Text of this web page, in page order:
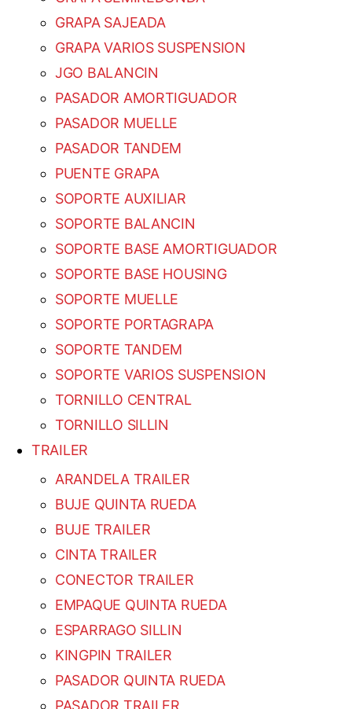
GRAPA SAJEADA
GRAPA VARIOS SUSPENSION
JGO BALANCIN
PASADOR AMORTIGUADOR
PASADOR MUELLE
PASADOR TANDEM
PUENTE GRAPA
SOPORTE AUXILIAR
SOPORTE BALANCIN
SOPORTE BASE AMORTIGUADOR
SOPORTE BASE HOUSING
SOPORTE MUELLE
SOPORTE PORTAGRAPA
SOPORTE TANDEM
SOPORTE VARIOS SUSPENSION
TORNILLO CENTRAL
TORNILLO SILLIN
TRAILER
ARANDELA TRAILER
BUJE QUINTA RUEDA
BUJE TRAILER
CINTA TRAILER
CONECTOR TRAILER
EMPAQUE QUINTA RUEDA
ESPARRAGO SILLIN
KINGPIN TRAILER
PASADOR QUINTA RUEDA
PASADOR TRAILER